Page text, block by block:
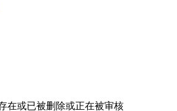
在或已被删除或正在被审核